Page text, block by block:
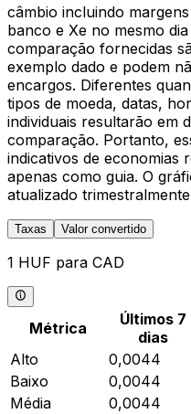
câmbio incluindo
banco e Xe no mesmo
comparação fornecidas
exemplo dado e podem
encargos. Diferentes
tipos de moeda, datas,
individuais resultarão em
comparação. Portanto,
indicativos de economias
apenas como guia. O
atualizado
Taxas Valor convertido
1 HUF para CAD
Métrica
Últimos 7
dias
Alto
0,0044
Baixo
0,0044
Média
0,0044